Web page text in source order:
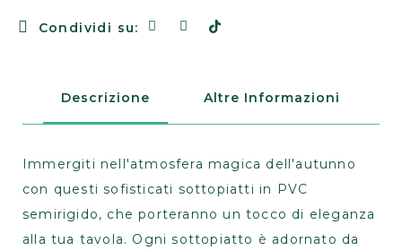
Condividi su:
Descrizione Altre Informazioni
Immergiti nell'atmosfera magica dell'autunno
con questi sofisticati sottopiatti in PVC
semirigido, che porteranno un tocco di eleganza
alla tua tavola. Ogni sottopiatto è adornato da